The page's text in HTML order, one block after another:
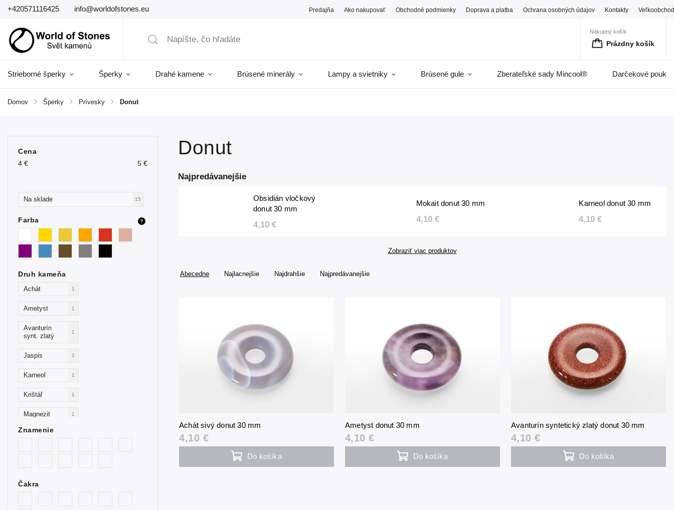
+420571116425 info@worldofstones.eu Predajňa Ako nakupovať Obchodné podmienky Doprava a platba Ochrana osobných údajov Kontakty
Nákupný košík
Prázdny košík
Strieborné šperky Šperky Drahé kamene Brúsené minerály Lampy a svietniky Brúsené gule Zberateľské sady Mincool® Darčekové
Domov / Šperky / Prívesky / Donut
Cena
4 € 5 €
Na sklade 15
Farba ?
Druh kameňa
Achát 1
Ametyst 1
Avanturín
synt. zlatý
1
Jaspis 2
Karneol 1
Krištáľ 1
Magnezit 1
Mokait
Znamenie
Čakra
Donut
Najpredávanejšie
Obsidián vločkový
donut 30 mm
4,10 €
Mokait donut 30 mm
4,10 €
Karneol donut 30 mm
4,10 €
Zobraziť viac produktov
Abecedne Najlacnejšie Najdrahšie Najpredávanejšie
Achát sivý donut 30 mm
4,10 €
Do košíka
Ametyst donut 30 mm
4,10 €
Do košíka
Avanturín syntetický zlatý donut 30 mm
4,10 €
Do košíka